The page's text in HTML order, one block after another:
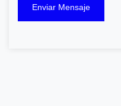
Enviar Mensaje